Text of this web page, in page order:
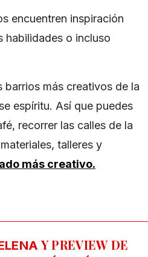
encuentren inspiración
habilidades o incluso
barrios más creativos de la
espíritu. Así que puedes
recorrer las calles de la
talleres y
más creativo.
Y PREVIEW DE